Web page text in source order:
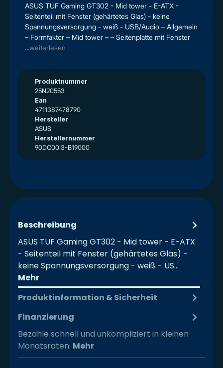
ASUS TUF Gaming GT302 - Mid tower - E-ATX -
Seitenteil mit Fenster (gehärtetes Glas) - keine
Spannungsversorgung - weiß - USB/Audio – Allgemein
– Formfaktor – Mid tower – – Seitenplatte mit Fenster
...weiterlesen
Produktnummer
25N20553
Ean
4711387478790
Hersteller
ASUS
Herstellernummer
90DC00I3-B19000
Beschreibung
ASUS TUF Gaming GT302 - Mid tower - E-ATX
- Seitenteil mit Fenster (gehärtetes Glas) -
keine Spannungsversorgung - weiß - US…
Mehr
Produktinformation & Sicherheit
Finanzierung
Bezahle schnell und unkompliziert in kleinen
Monatsraten. Mehr